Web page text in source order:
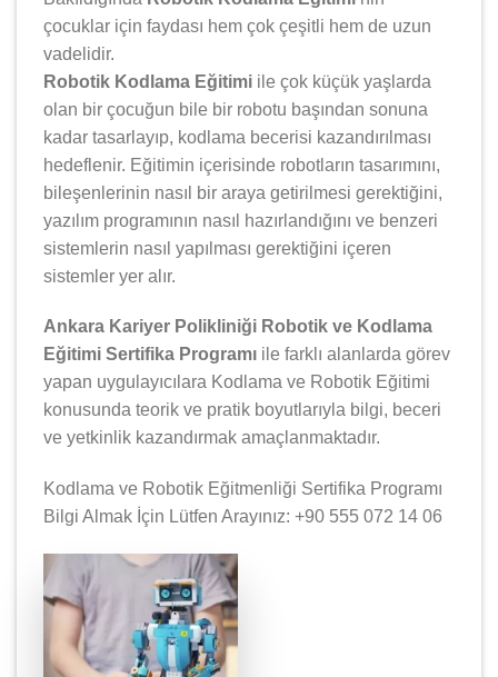
çocuklar için faydası hem çok çeşitli hem de uzun
vadelidir.
Robotik Kodlama Eğitimi ile çok küçük yaşlarda
olan bir çocuğun bile bir robotu başından sonuna
kadar tasarlayıp, kodlama becerisi kazandırılması
hedeflenir. Eğitimin içerisinde robotların tasarımını,
bileşenlerinin nasıl bir araya getirilmesi gerektiğini,
yazılım programının nasıl hazırlandığını ve benzeri
sistemlerin nasıl yapılması gerektiğini içeren
sistemler yer alır.
Ankara Kariyer Polikliniği Robotik ve Kodlama
Eğitimi Sertifika Programı ile farklı alanlarda görev
yapan uygulayıcılara Kodlama ve Robotik Eğitimi
konusunda teorik ve pratik boyutlarıyla bilgi, beceri
ve yetkinlik kazandırmak amaçlanmaktadır.
Kodlama ve Robotik Eğitmenliği Sertifika Programı
Bilgi Almak İçin Lütfen Arayınız: +90 555 072 14 06